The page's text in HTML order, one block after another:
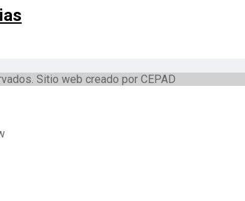
Sitio web creado por CEPAD